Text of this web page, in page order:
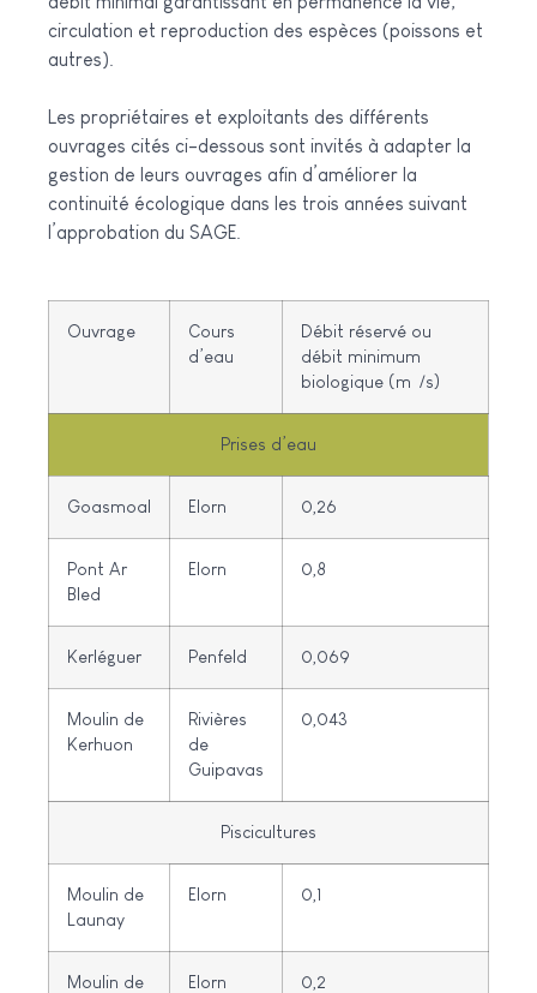
circulation et reproduction des espèces (poissons et
autres).
Les propriétaires et exploitants des différents
ouvrages cités ci-dessous sont invités à adapter la
gestion de leurs ouvrages afin d’améliorer la
continuité écologique dans les trois années suivant
l’approbation du SAGE.
Ouvrage
Cours
d’eau
Débit réservé ou
débit minimum
biologique (m²/s)
Prises d’eau
Goasmoal Elorn 0,26
Pont Ar
Bled
Elorn 0,8
Kerléguer Penfeld 0,069
Moulin de
Kerhuon
Rivières
de
Guipavas
0,043
Piscicultures
Moulin de
Launay
Elorn 0,1
Moulin de
Elorn 0,2